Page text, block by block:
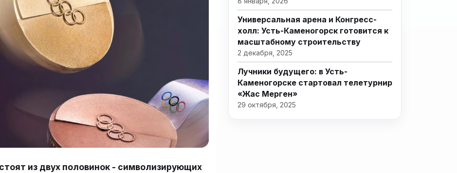
из двух половинок - символизирующих
Универсальная арена и Конгресс-
холл: Усть-Каменогорск готовится к
масштабному строительству
2 декабря, 2025
Лучники будущего: в Усть-
Каменогорске стартовал телетурнир
«Жас Мерген»
29 октября, 2025